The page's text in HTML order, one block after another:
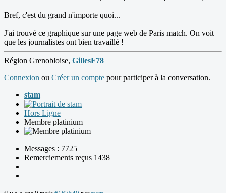
Bref, c'est du grand n'importe quoi...
J'ai trouvé ce graphique sur une page web de Paris match. On voit
que les journalistes ont bien travaillé !
Région Grenobloise, GillesF78
Connexion ou Créer un compte pour participer à la conversation.
stam
Hors Ligne
Membre platinium
Messages : 7725
Remerciements reçus 1438